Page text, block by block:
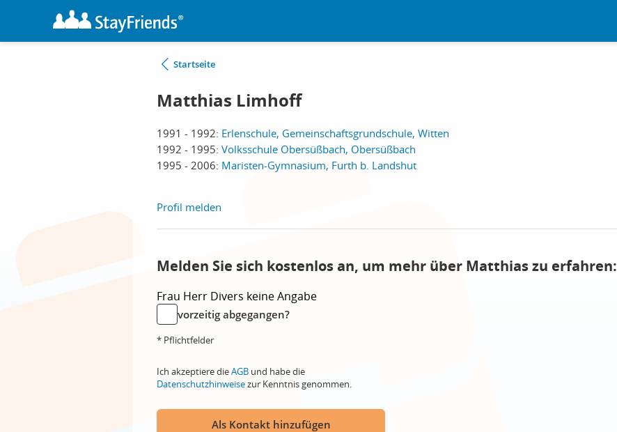
Startseite
Matthias Limhoff
1991 - 1992: Erlenschule, Gemeinschaftsgrundschule, Witten
1992 - 1995: Volksschule Obersüßbach, Obersüßbach
1995 - 2006: Maristen-Gymnasium, Furth b. Landshut
Profil melden
Melden Sie sich kostenlos an, um mehr über Matthias zu erfahren:
Frau Herr Divers keine Angabe
vorzeitig abgegangen?
* Pflichtfelder
Ich akzeptiere dieAGB und habe die
Datenschutzhinweisezur Kenntnis genommen.
Als Kontakt hinzufügen